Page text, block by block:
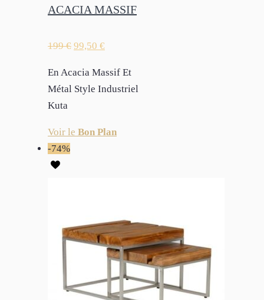
ACACIA MASSIF
199€ 99,50 €
En Acacia Massif Et
Métal Style Industriel
Kuta
Voir le Bon Plan
-74%